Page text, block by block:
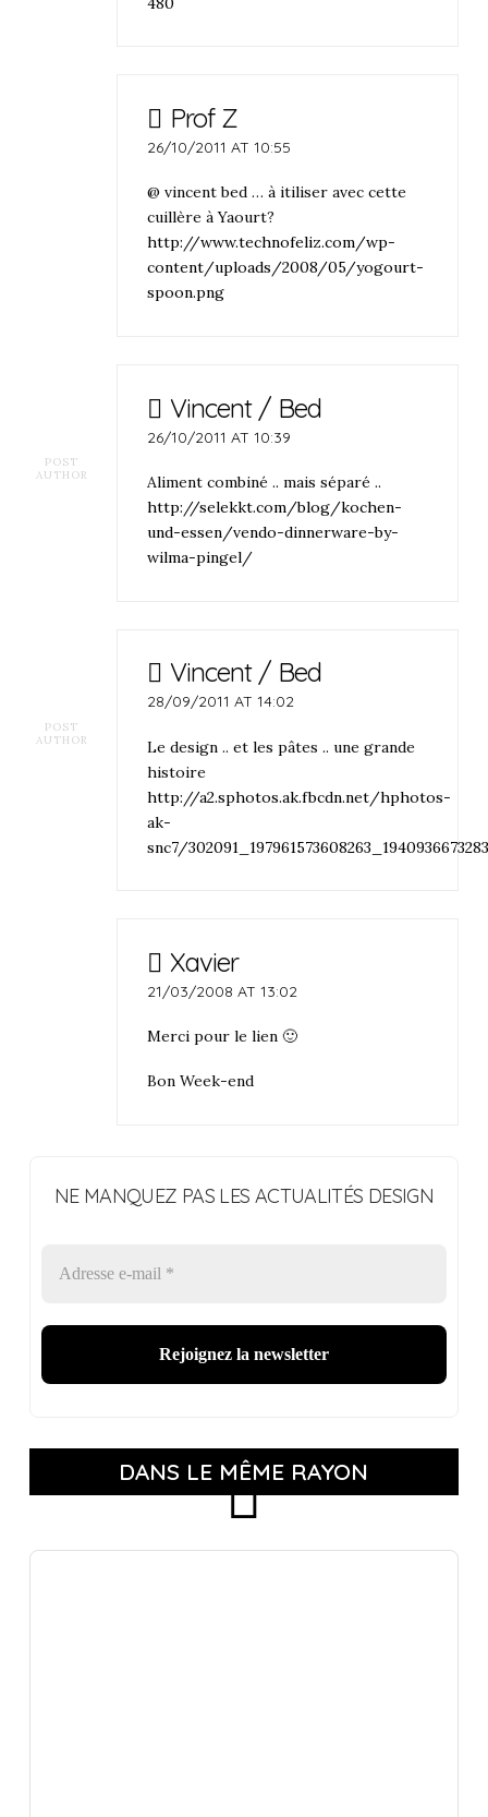
Prof Z
26/10/2011 AT 10:55
@ vincent bed … à itiliser avec cette
cuillère à Yaourt?
http://www.technofeliz.com/wp-
content/uploads/2008/05/yogourt-
spoon.png
POST
AUTHOR
Vincent / Bed
26/10/2011 AT 10:39
Aliment combiné .. mais séparé ..
http://selekkt.com/blog/kochen-
und-essen/vendo-dinnerware-by-
wilma-pingel/
POST
AUTHOR
Vincent / Bed
28/09/2011 AT 14:02
Le design .. et les pâtes .. une grande
histoire
http://a2.sphotos.ak.fbcdn.net/hphotos-
ak-
snc7/
Xavier
21/03/2008 AT 13:02
Merci pour le lien 🙂
Bon Week-end
NE MANQUEZ PAS LES ACTUALITÉS DESIGN
DANS LE MÊME RAYON